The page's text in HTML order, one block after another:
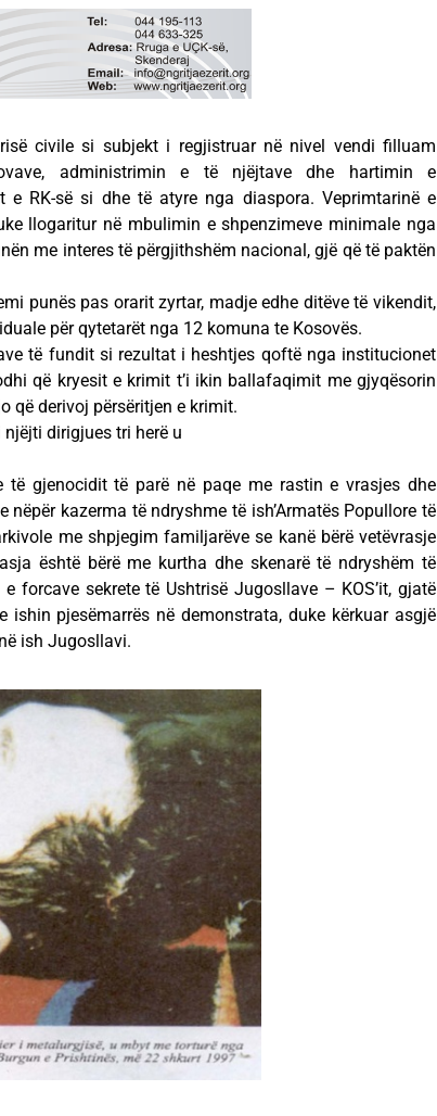
civile si subjekt i regjistruar në nivel vendi filluam
administrimin e të njëjtave dhe hartimin e
e RK-së si dhe të atyre nga diaspora. Veprimtarinë e
llogaritur në mbulimin e shpenzimeve minimale nga
me interes të përgjithshëm nacional, gjë që të paktën
punës pas orarit zyrtar, madje edhe ditëve të vikendit,
për qytetarët nga 12 komuna te Kosovës.
të fundit si rezultat i heshtjes qoftë nga institucionet
që kryesit e krimit t’i ikin ballafaqimit me gjyqësorin
që derivoj përsëritjen e krimit.
dirigjues tri herë u
të gjenocidit të parë në paqe me rastin e vrasjes dhe
kazerma të ndryshme të ish’Armatës Popullore të
me shpjegim familjarëve se kanë bërë vetëvrasje
është bërë me kurtha dhe skenarë të ndryshëm të
forcave sekrete të Ushtrisë Jugosllave – KOS’it, gjatë
ishin pjesëmarrës në demonstrata, duke kërkuar asgjë
ish Jugosllavi.